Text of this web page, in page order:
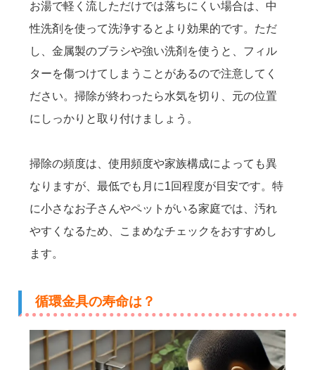
お湯で軽く流しただけでは落ちにくい場合は、中
性洗剤を使って洗浄するとより効果的です。ただ
し、金属製のブラシや強い洗剤を使うと、フィル
ターを傷つけてしまうことがあるので注意してく
ださい。掃除が終わったら水気を切り、元の位置
にしっかりと取り付けましょう。
掃除の頻度は、使用頻度や家族構成によっても異
なりますが、最低でも月に1回程度が目安です。特
に小さなお子さんやペットがいる家庭では、汚れ
やすくなるため、こまめなチェックをおすすめし
ます。
循環金具の寿命は？